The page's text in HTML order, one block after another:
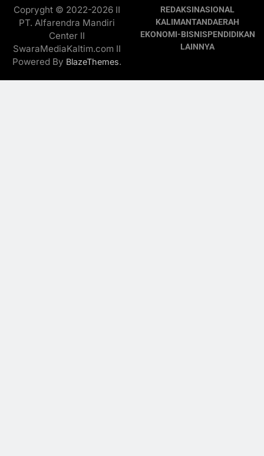
Copryght © 2022-2026 II
PT. Alfarendra Mandiri
Center II
SwaraMediaKaltim.com II
Powered By BlazeThemes.
REDAKSINASIONAL
KALIMANTANDAERAH
EKONOMI-BISNISPENDIDIKAN
LAINNYA